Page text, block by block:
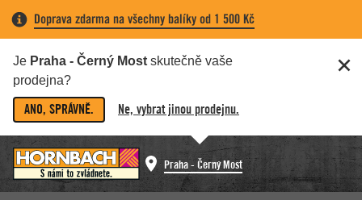
Doprava zdarma na všechny balíky od 1 500 Kč
Je Praha - Černý Most skutečně vaše
prodejna?
ANO, SPRÁVNĚ. Ne, vybrat jinou prodejnu.
Praha - Černý Most